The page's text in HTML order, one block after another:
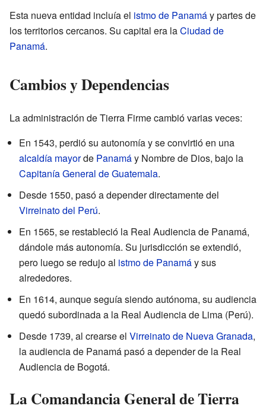
Esta nueva entidad incluía el istmo de Panamáy partes de
los territorios cercanos. Su capital era laCiudad de
Panamá.
Cambios y Dependencias
La administración de Tierra Firme cambió varias veces:
En 1543, perdió su autonomía y se convirtió en una
alcaldía mayorde Panamáy Nombre de Dios, bajo la
Capitanía General de Guatemala.
Desde 1550, pasó a depender directamente del
Virreinato del Perú.
En 1565, se restableció la Real Audiencia de Panamá,
dándole más autonomía. Su jurisdicción se extendió,
pero luego se redujo al istmo de Panamáy sus
alrededores.
En 1614, aunque seguía siendo autónoma, su audiencia
quedó subordinada a la Real Audiencia de Lima (Perú).
Desde 1739, al crearse el Virreinato de Nueva Granada,
la audiencia de Panamá pasó a depender de la Real
Audiencia de Bogotá.
La Comandancia General de Tierra